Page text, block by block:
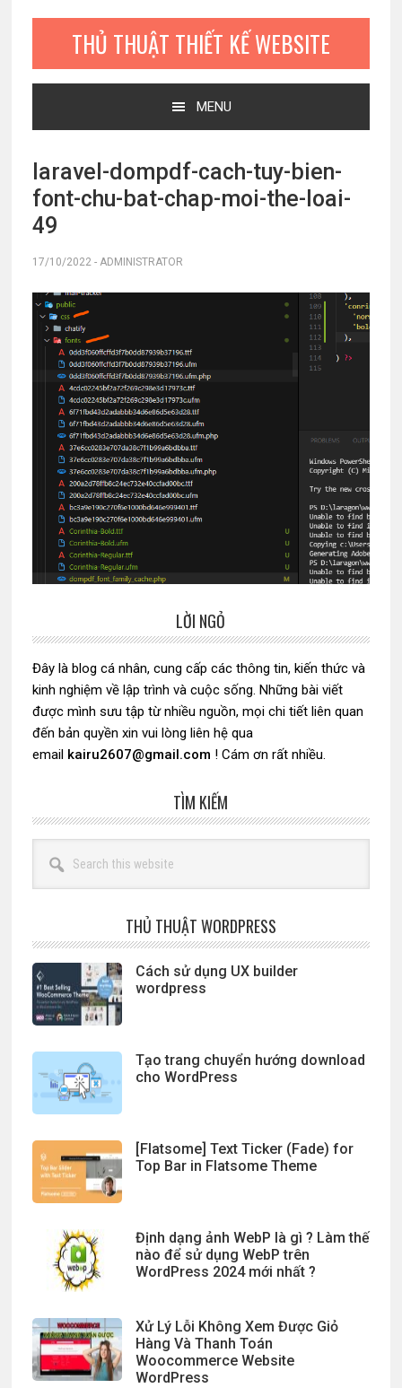
THỦ THUẬT THIẾT KẾ WEBSITE
MENU
laravel-dompdf-cach-tuy-bien-
font-chu-bat-chap-moi-the-loai-
49
17/10/2022- ADMINISTRATOR
chính
LỜI NGỎ
Đây là blog cá nhân, cung cấp các thông tin, kiến thức và
kinh nghiệm về lập trình và cuộc sống. Những bài viết
được mình sưu tập từ nhiều nguồn, mọi chi tiết liên quan
đến bản quyền xin vui lòng liên hệ qua
email kairu2607@gmail.com ! Cám ơn rất nhiều.
TÌM KIẾM
this
website
THỦ THUẬT WORDPRESS
Cách sử dụng UX builder
wordpress
Tạo trang chuyển hướng download
cho WordPress
[Flatsome] Text Ticker (Fade) for
Top Bar in Flatsome Theme
Định dạng ảnh WebP là gì ? Làm thế
nào để sử dụng WebP trên
WordPress 2024 mới nhất ?
Xử Lý Lỗi Không Xem Được Giỏ
Hàng Và Thanh Toán
Woocommerce Website
WordPress